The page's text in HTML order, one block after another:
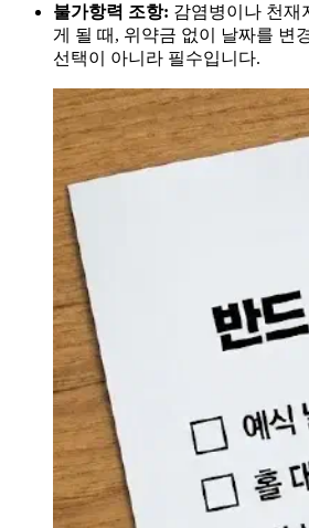
불가항력 조항: 감염병이나 천재
게 될 때, 위약금 없이 날짜를 변
선택이 아니라 필수입니다.